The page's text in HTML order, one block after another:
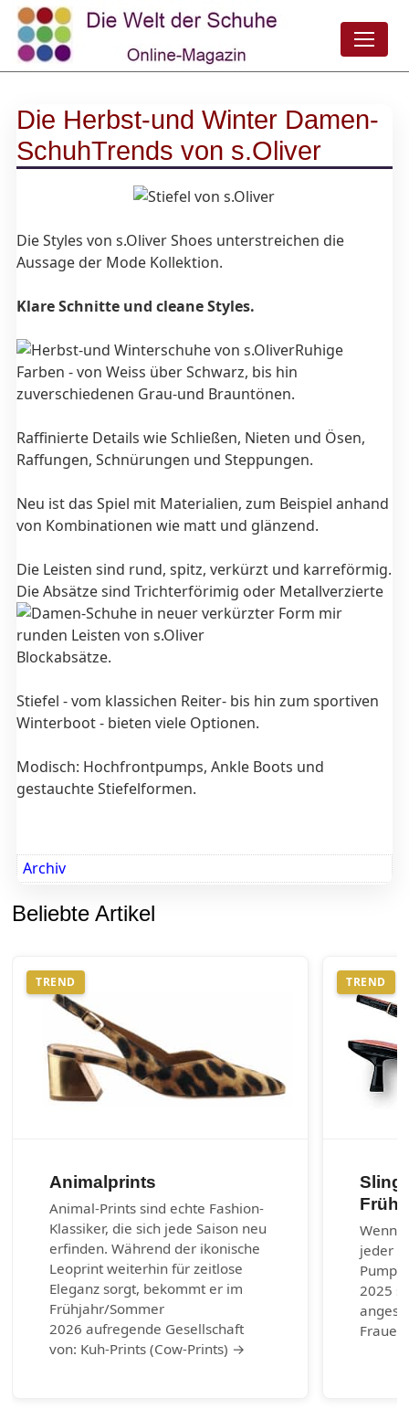
Die Herbst-und Winter Damen-
SchuhTrends von s.Oliver
Die Styles von s.Oliver Shoes unterstreichen die
Aussage der Mode Kollektion.
Klare Schnitte und cleane Styles.
Ruhige
Farben - von Weiss über Schwarz, bis hin
zuverschiedenen Grau-und Brauntönen.
Raffinierte Details wie Schließen, Nieten und Ösen,
Raffungen, Schnürungen und Steppungen.
Neu ist das Spiel mit Materialien, zum Beispiel anhand
von Kombinationen wie matt und glänzend.
Die Leisten sind rund, spitz, verkürzt und karreförmig.
Die Absätze sind Trichterförimig oder Metallverzierte
Blockabsätze.
Stiefel - vom klassichen Reiter- bis hin zum sportiven
Winterboot - bieten viele Optionen.
Modisch: Hochfrontpumps, Ankle Boots und
gestauchte Stiefelformen.
Archiv
Beliebte Artikel
TREND
Animalprints
Animal-Prints sind echte Fashion-
Klassiker, die sich jede Saison neu
erfinden. Während der ikonische
Leoprint weiterhin für zeitlose
Eleganz sorgt, bekommt er im
Frühjahr/Sommer
2026 aufregende Gesellschaft
von: Kuh-Prints (Cow-Prints) →
TREND
Wenn
jeder
2025